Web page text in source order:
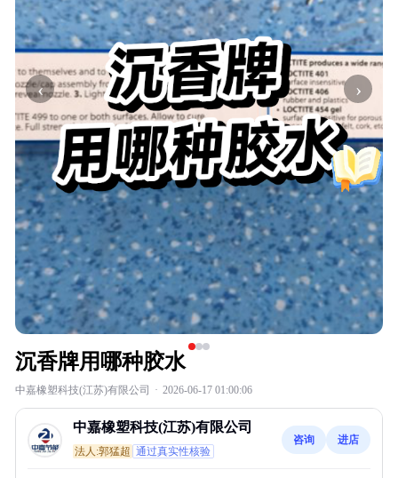
‹ ›
沉香牌用哪种胶水
中嘉橡塑科技(江苏)有限公司 · 2026-06-17 01:00:06
中嘉橡塑科技(江苏)有限公司
法人:郭猛超 通过真实性核验
咨询 进店